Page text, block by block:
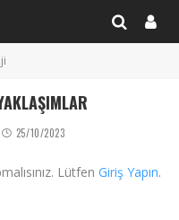
25/10/2023
Lütfen Giriş Yapın.